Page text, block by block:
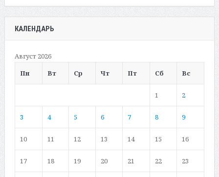
КАЛЕНДАРЬ
Август 2026
Пн
Вт Ср Чт Пт Сб Вс
1 2
3 4 5 6 7 8 9
10 11 12 13 14 15 16
17 18 19 20 21 22 23